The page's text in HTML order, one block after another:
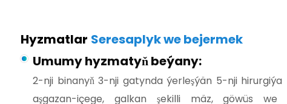
Hyzmatlar Seresaplyk we bejermek
Umumy hyzmatyň beýany:
2-nji binanyň 3-nji gatynda ýerleşýän 5-nji hirurgiýa
aşgazan-içege, galkan şekilli mäz, göwüs we